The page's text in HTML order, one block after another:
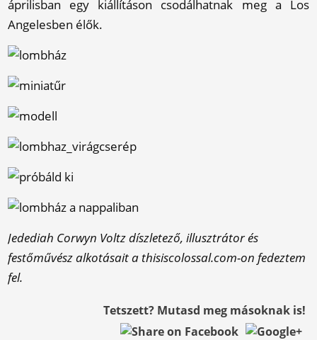
áprilisban egy kiállításon csodálhatnak meg a Los
Angelesben élők.
Jedediah Corwyn Voltz díszletező, illusztrátor és
festőművész alkotásait a thisiscolossal.com-on fedeztem
fel.
Tetszett? Mutasd meg másoknak is!